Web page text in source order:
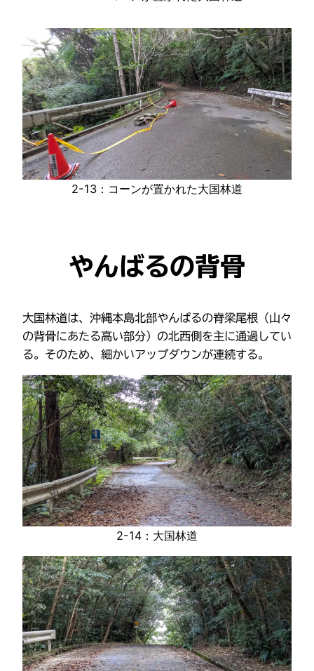
2-13：コーンが置かれた大国林道
やんばるの背骨
大国林道は、沖縄本島北部やんばるの脊梁尾根（山々
の背骨にあたる高い部分）の北西側を主に通過してい
る。そのため、細かいアップダウンが連続する。
2-14：大国林道